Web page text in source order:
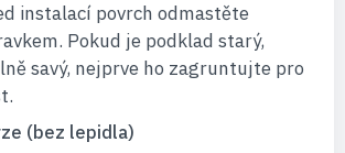
instalací povrch odmastěte
Pokud je podklad starý,
savý, nejprve ho zagruntujte pro
(bez lepidla)